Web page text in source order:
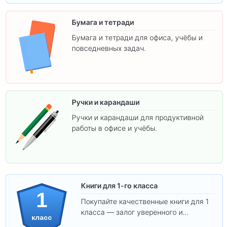
Бумага и тетради
Бумага и тетради для офиса, учёбы и
повседневных задач.
Ручки и карандаши
Ручки и карандаши для продуктивной
работы в офисе и учёбы.
1
класс
Книги для 1-го класса
Покупайте качественные книги для 1
класса — залог уверенного и